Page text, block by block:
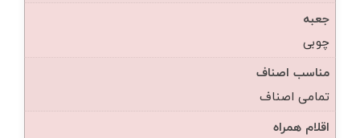
جعبه
چوبی
مناسب اصناف
تمامی اصناف
اقلام همراه